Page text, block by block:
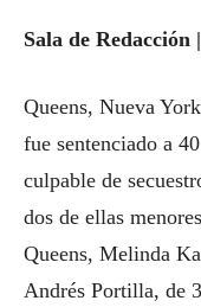
Sala de
Queens, Nueva
fue sentenciado a
culpable de
dos de ellas
Queens, Melinda
Andrés Portilla, de